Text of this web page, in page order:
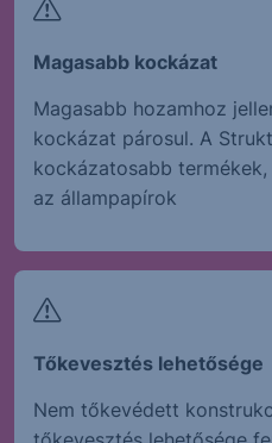
Magasabb kockázat
Magasabb hozamhoz
kockázat párosul. A
kockázatosabb
az állampapírok
Tőkevesztés lehetősége
Nem tőkevédett